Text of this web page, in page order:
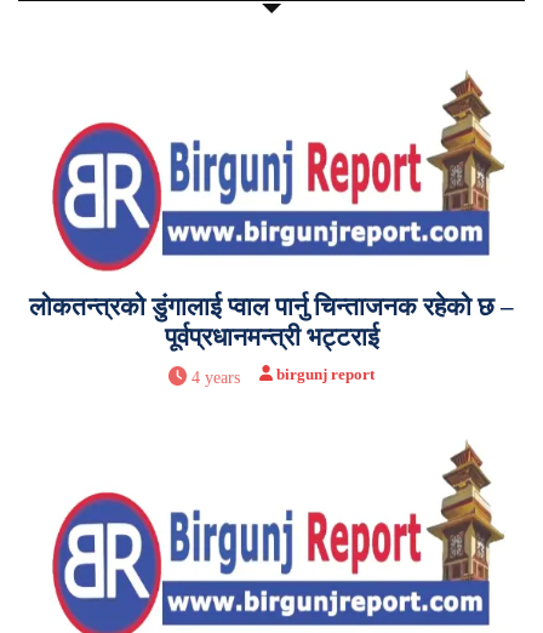
लोकतन्त्रको डुंगालाई प्वाल पार्नु चिन्ताजनक रहेको छ –
पूर्वप्रधानमन्त्री भट्टराई
4 years birgunj report